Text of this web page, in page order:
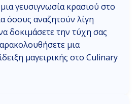
γευσιγνωσία κρασιού στο
όσους αναζητούν λίγη
δοκιμάσετε την τύχη σας
μια
μαγειρικής στο Culinary